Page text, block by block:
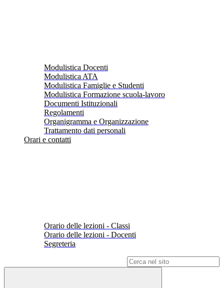
Modulistica Docenti
Modulistica ATA
Modulistica Famiglie e Studenti
Modulistica Formazione scuola-lavoro
Documenti Istituzionali
Regolamenti
Organigramma e Organizzazione
Trattamento dati personali
Orari e contatti
Orario delle lezioni - Classi
Orario delle lezioni - Docenti
Segreteria